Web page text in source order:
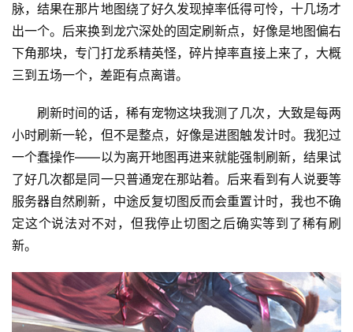
脉，结果在那片地图绕了好久发现掉率低得可怜，十几场才
出一个。后来换到龙穴深处的固定刷新点，好像是地图偏右
下角那块，专门打龙系精英怪，碎片掉率直接上来了，大概
三到五场一个，差距有点离谱。
刷新时间的话，稀有宠物这块我测了几次，大致是每两
小时刷新一轮，但不是整点，好像是进图触发计时。我犯过
一个蠢操作——以为离开地图再进来就能强制刷新，结果试
了好几次都是同一只普通宠在那站着。后来看到有人说要等
服务器自然刷新，中途反复切图反而会重置计时，我也不确
定这个说法对不对，但我停止切图之后确实等到了稀有刷
新。